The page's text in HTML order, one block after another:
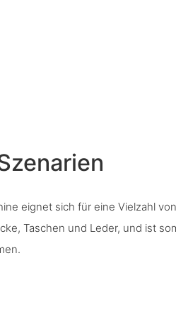
eignet sich für eine Vielzahl
Taschen und Leder, und ist